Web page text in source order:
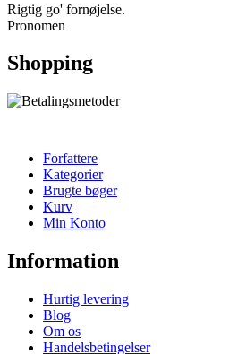
Rigtig go' fornøjelse.
Pronomen
Shopping
Forfattere
Kategorier
Brugte bøger
Kurv
Min Konto
Information
Hurtig levering
Blog
Om os
Handelsbetingelser